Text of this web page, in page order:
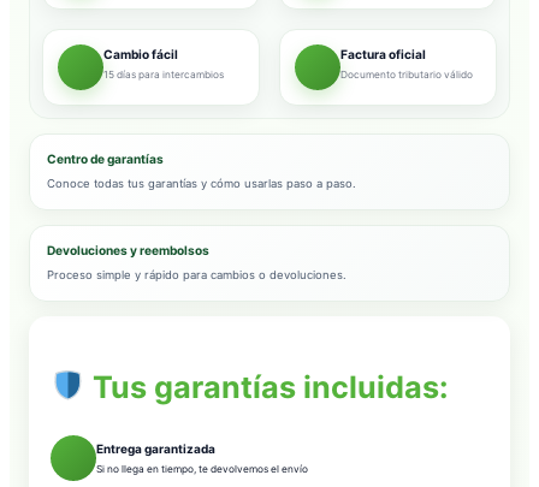
Cambio fácil
15 días para intercambios
Factura oficial
Documento tributario válido
Centro de garantías
Conoce todas tus garantías y cómo usarlas paso a paso.
Devoluciones y reembolsos
Proceso simple y rápido para cambios o devoluciones.
Tus garantías incluidas:
Entrega garantizada
Si no llega en tiempo, te devolvemos el envío